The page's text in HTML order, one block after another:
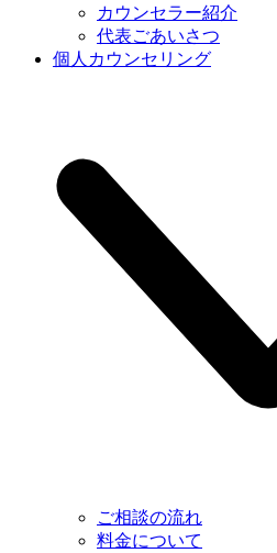
カウンセラー紹介
代表ごあいさつ
個人カウンセリング
ご相談の流れ
料金について